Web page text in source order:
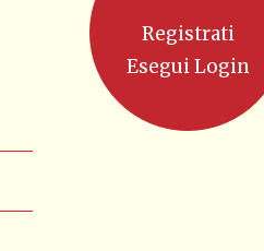
Registrati
Esegui Login